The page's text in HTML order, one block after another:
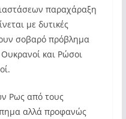
παραχάραξη
με δυτικές
σοβαρό πρόβλημα
Ουκρανοί και Ρώσοι
Ρως από τους
αλλά προφανώς